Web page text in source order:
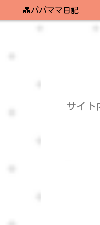
💑パパママ日記